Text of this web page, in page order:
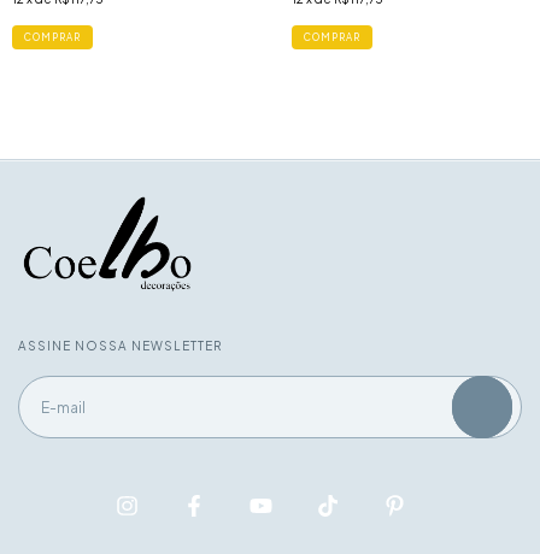
ASSINE NOSSA NEWSLETTER